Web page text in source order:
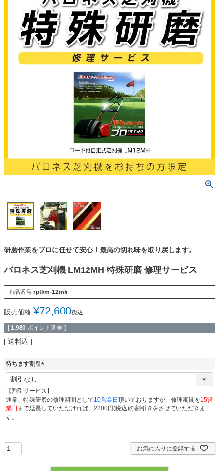
研磨作業をプロに任せて安心！最高の切れ味を取り戻します。
バロネス芝刈機 LM12MH 特殊研磨 修理サービス
商品番号 rptkm-12mh
販売価格 ¥72,600税込
[ 1,980 ポイント進呈 ]
送料込
待ちます割引
(
須
)
【割引サービス】
通常、特殊研磨の修理期間として10営業日頂いておりますが、修理期間を15営
業日 まで延長していただければ、2200円(税込)の割引きをさせていただきま
す。
お気に入りに登録する